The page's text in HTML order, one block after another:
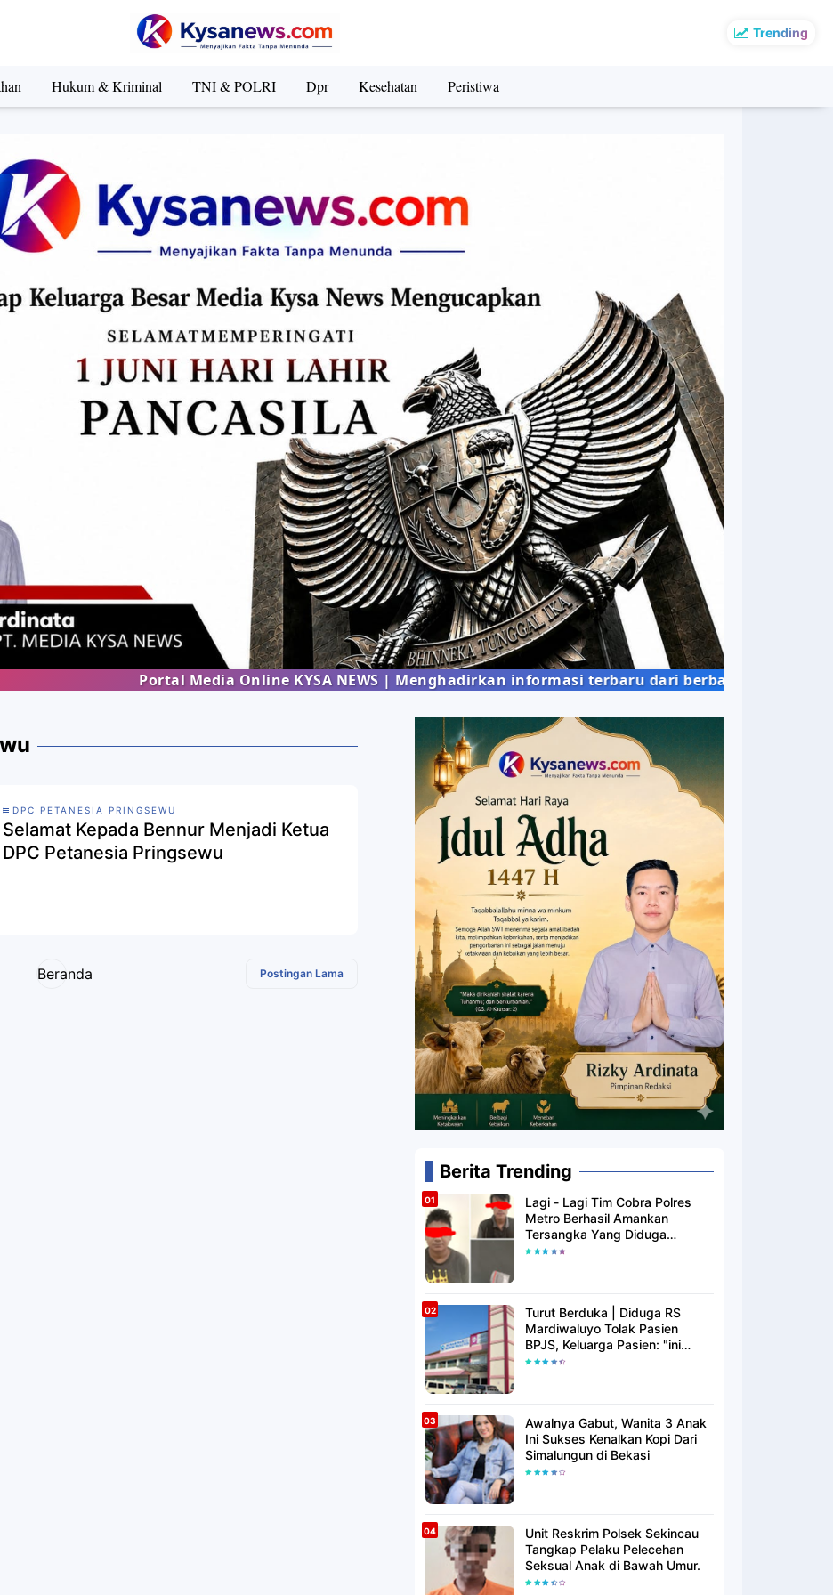
Trending
Hukum & Kriminal TNI & POLRI Dpr Kesehatan Peristiwa
Portal Media Online KYSA NEWS | Menghadirkan informasi terbaru dari berbagai bidang
DPC PETANESIA PRINGSEWU
Selamat Kepada Bennur Menjadi Ketua
DPC Petanesia Pringsewu
Postingan Lama
Beranda
Berita Trending
Lagi - Lagi Tim Cobra Polres
Metro Berhasil Amankan
Tersangka Yang Diduga
Pengguna Narkotika
Turut Berduka | Diduga RS
Mardiwaluyo Tolak Pasien
BPJS, Keluarga Pasien: "ini
Yang Katanya Bukan Keadaan
Awalnya Gabut, Wanita 3 Anak
Ini Sukses Kenalkan Kopi Dari
Simalungun di Bekasi
Unit Reskrim Polsek Sekincau
Tangkap Pelaku Pelecehan
Seksual Anak di Bawah Umur.